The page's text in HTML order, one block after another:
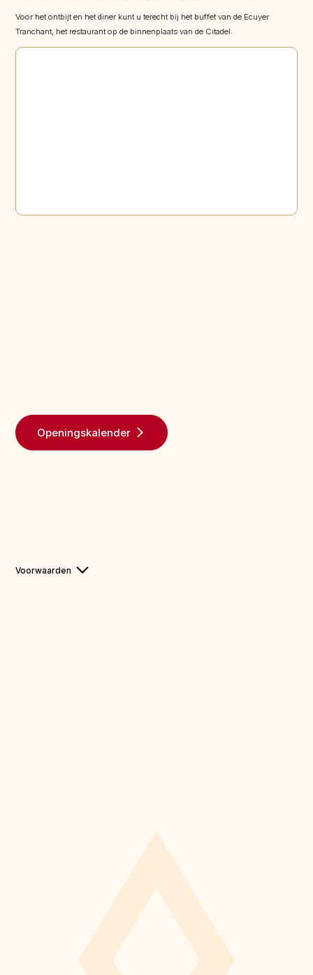
Voor het ontbijt en het diner kunt u terecht bij het buffet van de Ecuyer
Tranchant, het restaurant op de binnenplaats van de Citadel.
Openingskalender
Voorwaarden